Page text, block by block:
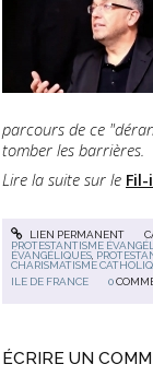
parcours de ce
tomber les barrières.
Lire la suite sur le
LIEN PERMANENT
PROTESTANTISME
ÉVANGÉLIQUES,
CHARISMATISME
ILE DE FRANCE
0
ÉCRIRE UN